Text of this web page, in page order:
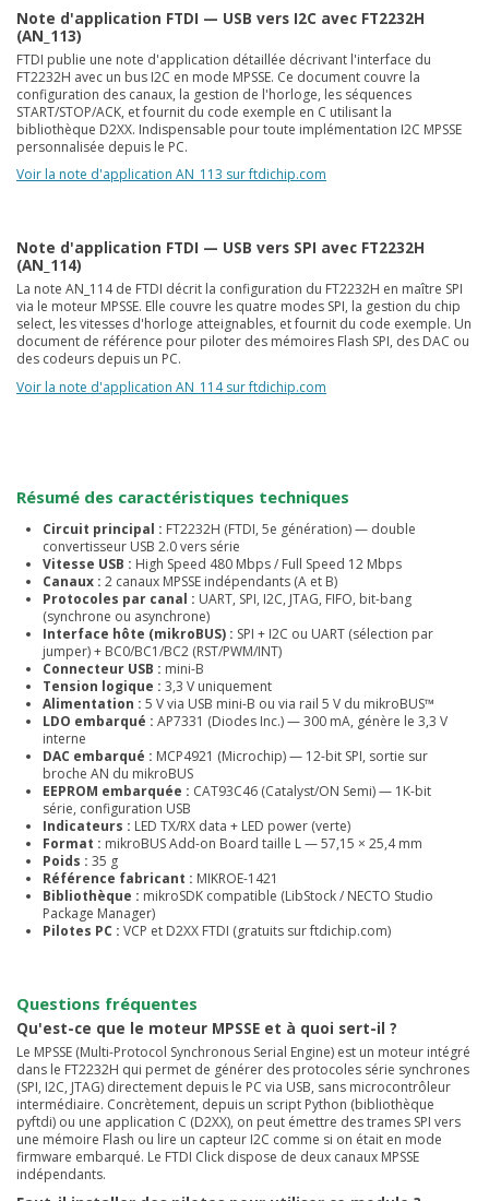
Note d'application FTDI — USB vers I2C avec FT2232H
(AN_113)
FTDI publie une note d'application détaillée décrivant l'interface du
FT2232H avec un bus I2C en mode MPSSE. Ce document couvre la
configuration des canaux, la gestion de l'horloge, les séquences
START/STOP/ACK, et fournit du code exemple en C utilisant la
bibliothèque D2XX. Indispensable pour toute implémentation I2C MPSSE
personnalisée depuis le PC.
Voir la note d'application AN_113 sur ftdichip.com
Note d'application FTDI — USB vers SPI avec FT2232H
(AN_114)
La note AN_114 de FTDI décrit la configuration du FT2232H en maître SPI
via le moteur MPSSE. Elle couvre les quatre modes SPI, la gestion du chip
select, les vitesses d'horloge atteignables, et fournit du code exemple. Un
document de référence pour piloter des mémoires Flash SPI, des DAC ou
des codeurs depuis un PC.
Voir la note d'application AN_114 sur ftdichip.com
Résumé des caractéristiques techniques
Circuit principal : FT2232H (FTDI, 5e génération) — double
convertisseur USB 2.0 vers série
Vitesse USB : High Speed 480 Mbps / Full Speed 12 Mbps
Canaux : 2 canaux MPSSE indépendants (A et B)
Protocoles par canal : UART, SPI, I2C, JTAG, FIFO, bit-bang
(synchrone ou asynchrone)
Interface hôte (mikroBUS) : SPI + I2C ou UART (sélection par
jumper) + BC0/BC1/BC2 (RST/PWM/INT)
Connecteur USB : mini-B
Tension logique : 3,3 V uniquement
Alimentation : 5 V via USB mini-B ou via rail 5 V du mikroBUS™
LDO embarqué : AP7331 (Diodes Inc.) — 300 mA, génère le 3,3 V
interne
DAC embarqué : MCP4921 (Microchip) — 12-bit SPI, sortie sur
broche AN du mikroBUS
EEPROM embarquée : CAT93C46 (Catalyst/ON Semi) — 1K-bit
série, configuration USB
Indicateurs : LED TX/RX data + LED power (verte)
Format : mikroBUS Add-on Board taille L — 57,15 × 25,4 mm
Poids : 35 g
Référence fabricant : MIKROE-1421
Bibliothèque : mikroSDK compatible (LibStock / NECTO Studio
Package Manager)
Pilotes PC : VCP et D2XX FTDI (gratuits sur ftdichip.com)
Questions fréquentes
Qu'est-ce que le moteur MPSSE et à quoi sert-il ?
Le MPSSE (Multi-Protocol Synchronous Serial Engine) est un moteur intégré
dans le FT2232H qui permet de générer des protocoles série synchrones
(SPI, I2C, JTAG) directement depuis le PC via USB, sans microcontrôleur
intermédiaire. Concrètement, depuis un script Python (bibliothèque
pyftdi) ou une application C (D2XX), on peut émettre des trames SPI vers
une mémoire Flash ou lire un capteur I2C comme si on était en mode
firmware embarqué. Le FTDI Click dispose de deux canaux MPSSE
indépendants.